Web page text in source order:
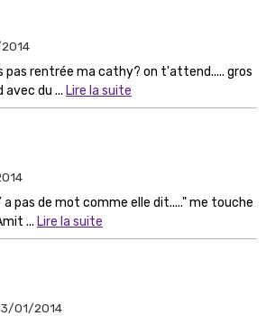
pas rentrée ma cathy? on t'attend..... gros
avec du ... Lire la suite
a pas de mot comme elle dit....." me touche
... Lire la suite
01/2014